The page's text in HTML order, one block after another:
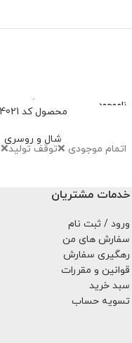
ناموجود محصول کد 4021
شال و روسری
اتمام موجودی ❌توقف تولید❌
خدمات مشتریان
ورود / ثبت نام
سفارش های من
رهگیری سفارش
قوانین و مقررات
سبد خرید
تسویه حساب